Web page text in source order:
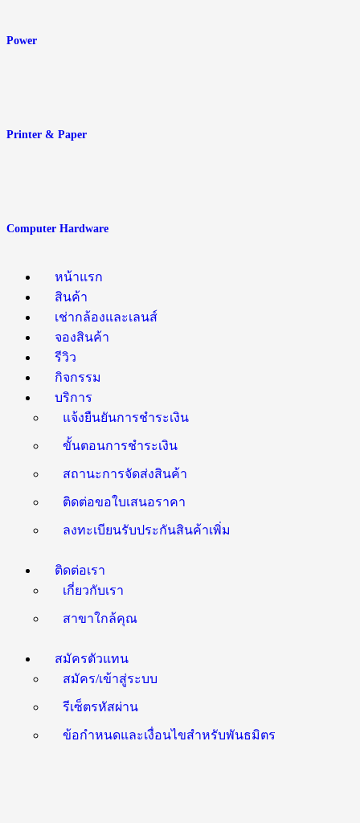
Power
Printer & Paper
Computer Hardware
หน้าแรก
สินค้า
เช่ากล้องและเลนส์
จองสินค้า
รีวิว
กิจกรรม
บริการ
แจ้งยืนยันการชำระเงิน
ขั้นตอนการชำระเงิน
สถานะการจัดส่งสินค้า
ติดต่อขอใบเสนอราคา
ลงทะเบียนรับประกันสินค้าเพิ่ม
ติดต่อเรา
เกี่ยวกับเรา
สาขาใกล้คุณ
สมัครตัวแทน
สมัคร/เข้าสู่ระบบ
รีเซ็ตรหัสผ่าน
ข้อกำหนดและเงื่อนไขสำหรับพันธมิตร